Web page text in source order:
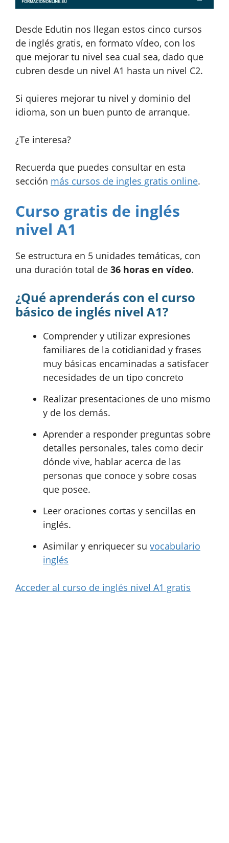
Desde Edutin nos llegan estos cinco cursos
de inglés gratis, en formato vídeo, con los
que mejorar tu nivel sea cual sea, dado que
cubren desde un nivel A1 hasta un nivel C2.
Si quieres mejorar tu nivel y dominio del
idioma, son un buen punto de arranque.
¿Te interesa?
Recuerda que puedes consultar en esta
sección más cursos de ingles gratis online.
Curso gratis de inglés
nivel A1
Se estructura en 5 unidades temáticas, con
una duración total de 36 horas en vídeo.
¿Qué aprenderás con el curso
básico de inglés nivel A1?
Comprender y utilizar expresiones
familiares de la cotidianidad y frases
muy básicas encaminadas a satisfacer
necesidades de un tipo concreto
Realizar presentaciones de uno mismo
y de los demás.
Aprender a responder preguntas sobre
detalles personales, tales como decir
dónde vive, hablar acerca de las
personas que conoce y sobre cosas
que posee.
Leer oraciones cortas y sencillas en
inglés.
Asimilar y enriquecer su vocabulario
inglés
Acceder al curso de inglés nivel A1 gratis